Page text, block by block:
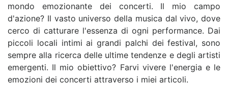
mondo emozionante dei concerti. Il mio campo
d'azione? Il vasto universo della musica dal vivo, dove
cerco di catturare l'essenza di ogni performance. Dai
piccoli locali intimi ai grandi palchi dei festival, sono
sempre alla ricerca delle ultime tendenze e degli artisti
emergenti. Il mio obiettivo? Farvi vivere l'energia e le
emozioni dei concerti attraverso i miei articoli.